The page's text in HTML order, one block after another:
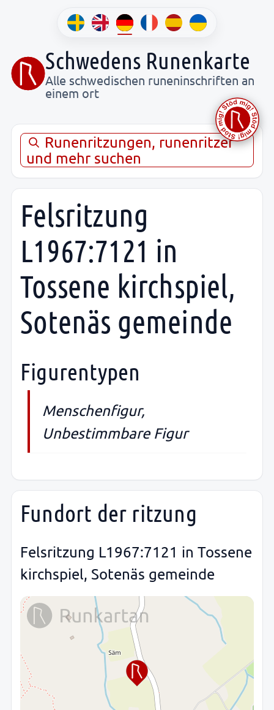
Schwedens Runenkarte
Alle schwedischen runeninschriften an
einem ort
Runenritzungen, runenritzer
und mehr suchen
Felsritzung
L1967:7121 in
Tossene kirchspiel,
Sotenäs gemeinde
Figurentypen
Menschenfigur,
Unbestimmbare Figur
Fundort der ritzung
Felsritzung L1967:7121 in Tossene
kirchspiel, Sotenäs gemeinde